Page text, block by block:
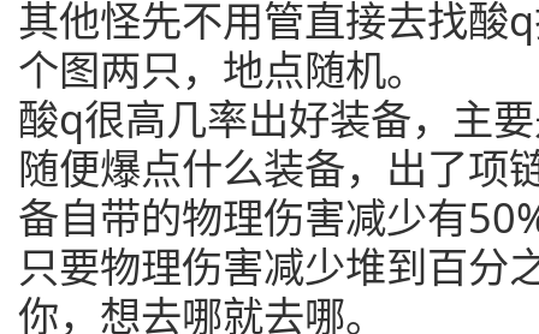
其他怪先不用管直接去找酸
个图两只，地点随机。
酸q很高几率出好装备，主
随便爆点什么装备，出了项
备自带的物理伤害减少有
只要物理伤害减少堆到百分
你，想去哪就去哪。